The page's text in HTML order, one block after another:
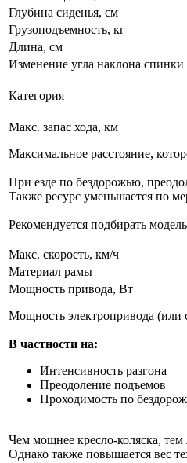
Глубина сиденья, см
Грузоподъемность, кг
Длина, см
Изменение угла наклона спинки
Категория
Макс. запас хода, км
Максимальное расстояние,
При езде по бездорожью,
Также ресурс уменьшается по
Рекомендуется подбирать
Макс. скорость, км/ч
Материал рамы
Мощность привода, Вт
Мощность электропривода (или
В частности на:
Интенсивность разгона
Преодоление подъемов
Проходимость по
Чем мощнее кресло-коляска,
Однако также повышается вес